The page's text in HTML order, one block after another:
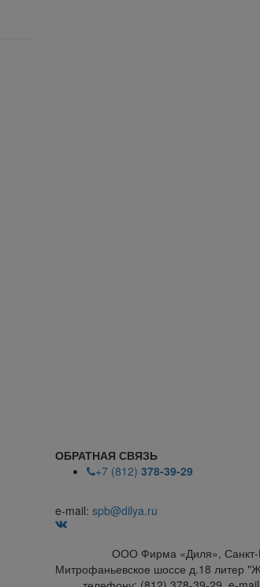
ОБРАТНАЯ СВЯЗЬ
+7 (812) 378-39-29
e-mail: spb@dilya.ru
ООО Фирма «Диля», Санкт-
Митрофаньевское шоссе д.18 литер